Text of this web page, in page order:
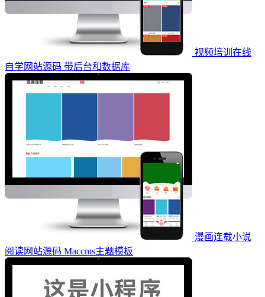
视频培训在线
自学网站源码 带后台和数据库
漫画连载小说
阅读网站源码 Maccms主题模板